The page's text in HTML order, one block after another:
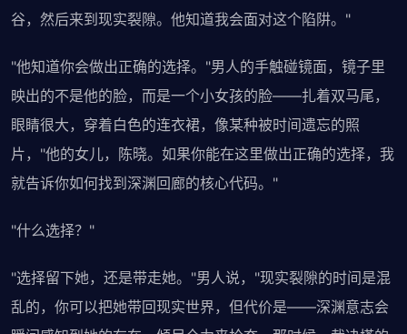
谷，然后来到现实裂隙。他知道我会面对这个陷阱。"
"他知道你会做出正确的选择。"男人的手触碰镜面，镜子里
映出的不是他的脸，而是一个小女孩的脸——扎着双马尾，
眼睛很大，穿着白色的连衣裙，像某种被时间遗忘的照
片，"他的女儿，陈晓。如果你能在这里做出正确的选择，我
就告诉你如何找到深渊回廊的核心代码。"
"什么选择？"
"选择留下她，还是带走她。"男人说，"现实裂隙的时间是混
乱的，你可以把她带回现实世界，但代价是——深渊意志会